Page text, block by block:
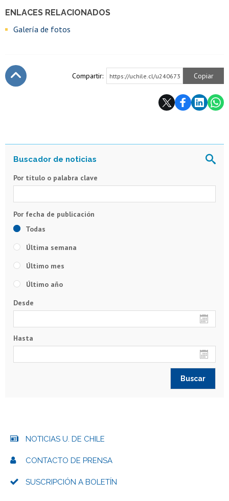
ENLACES RELACIONADOS
Galería de fotos
Compartir: https://uchile.cl/u240673 Copiar
Por título o palabra clave
Todas
Última semana
Último mes
Último año
Desde
Hasta
NOTICIAS U. DE CHILE
CONTACTO DE PRENSA
SUSCRIPCIÓN A BOLETÍN